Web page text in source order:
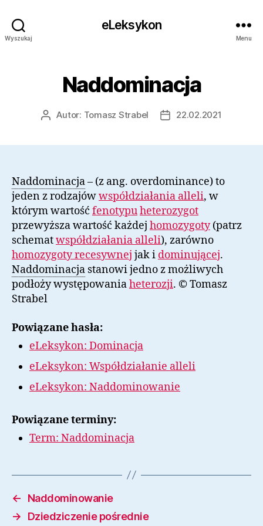
Wyszukaj
eLeksykon
Menu
Naddominacja
AutorAutor: Tomasz Strabel
Data22.02.2021
Naddominacja– (z ang. overdominance) to
jeden z rodzajówwspółdziałania alleli, w
którym wartość fenotypuheterozygot
przewyższa wartość każdej homozygoty(patrz
schematwspółdziałania alleli), zarówno
homozygoty recesywnej jak i dominującej.
Naddominacja stanowi jedno z możliwych
podłoży występowaniaheterozji. © Tomasz
Strabel
Powiązane hasła:
eLeksykon: Dominacja
eLeksykon: Współdziałanie alleli
eLeksykon: Naddominowanie
Powiązane terminy:
Term: Naddominacja
←
Naddominowanie
→
Dziedziczenie pośrednie